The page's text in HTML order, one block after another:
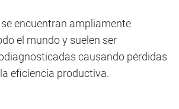
encuentran ampliamente
el mundo y suelen ser
causando pérdidas
eficiencia productiva.